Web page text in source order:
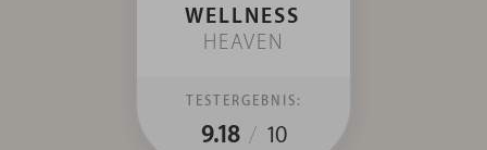
WELLNESS
HEAVEN
TESTERGEBNIS:
9.18 / 10